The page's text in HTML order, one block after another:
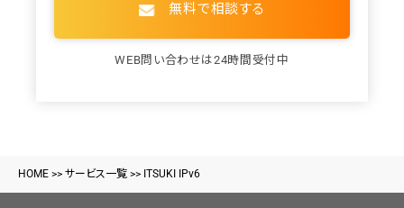
無料で相談する
WEB問い合わせは24時間受付中
HOME >> サービス一覧 >> ITSUKI IPv6